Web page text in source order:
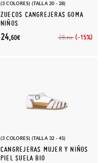
(3 COLORES) (TALLA 20 - 28)
ZUECOS CANGREJERAS GOMA
NIÑOS
28,95€ (-15%)
24,60€
(3 COLORES) (TALLA 32 - 41)
CANGREJERAS MUJER Y NIÑOS
PIEL SUELA BIO